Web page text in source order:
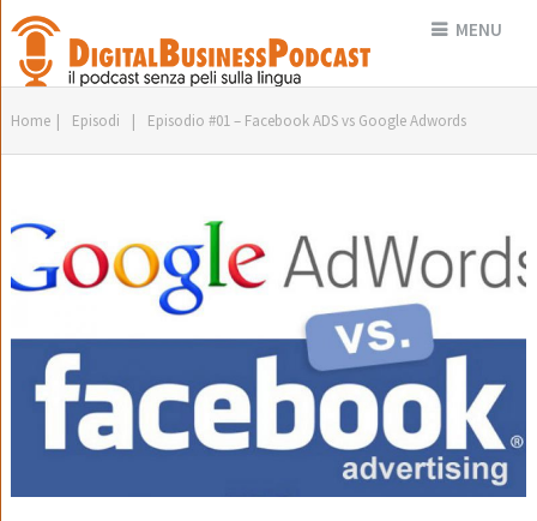
MENU
Home | Episodi | Episodio #01 – Facebook ADS vs Google Adwords